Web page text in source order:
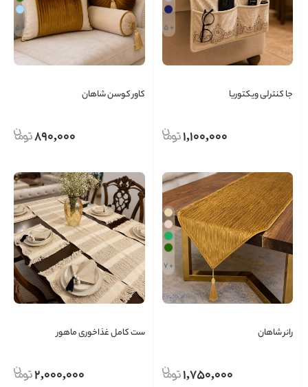
+ 5
جا کنترلی ویکتوریا
1,100,000
+ 5
کاور کوسن شاهان
890,000
+ 7
رانر شاهان
1,750,000
ست کامل غذاخوری ماهور
2,000,000